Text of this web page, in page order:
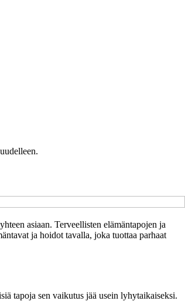
asiaan. Terveellisten elämäntapojen ja
ja hoidot tavalla, joka tuottaa parhaat
tapoja sen vaikutus jää usein lyhytaikaiseksi.